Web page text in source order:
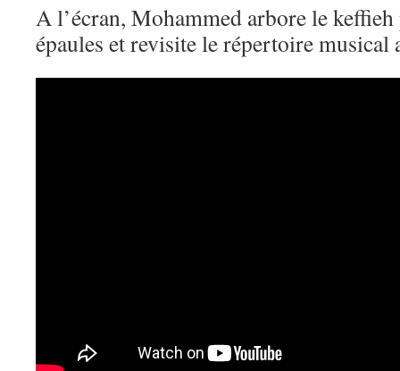
A l’écran, Mohammed arbore le
épaules et revisite le répertoire musical